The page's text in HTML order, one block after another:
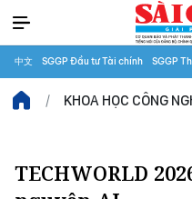
中文 SGGP Đầu tư Tài chính SGGP
KHOA HỌC CÔNG
TECHWORLD